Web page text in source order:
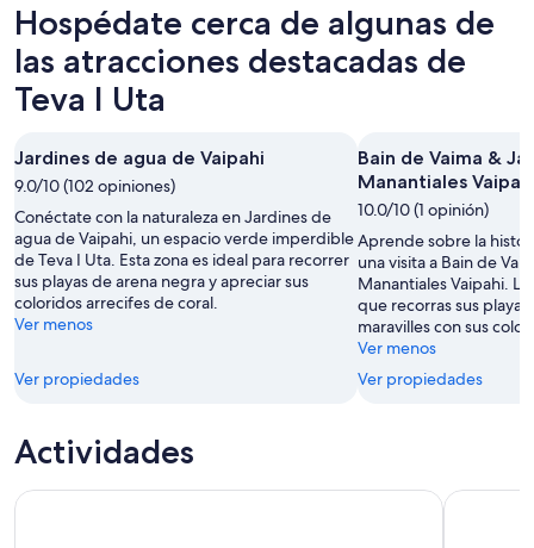
ago
7
ago
mañana
la
noche,
ago
-
8
ago
Uta
este
fin
semana,
7
ago
-
9
ago
Teva
I
Uta
para
próximo
fin
de
semana,
14
ago
-
16
Hospédate cerca de algunas de
las atracciones destacadas de
Teva I Uta
Jardines de agua de Vaipahi
9.0/10 (102 opiniones)
Conéctate con la naturaleza en Jardines de
agua de Vaipahi, un espacio verde imperdible
de Teva I Uta. Esta zona es ideal para recorrer
sus playas de arena negra y apreciar sus
coloridos arrecifes de coral.
Ver menos
Ver propiedades
Bain de Vaima &
Manantiales
10.0/10 (1 opinión)
Aprende sobre la
una visita a Bain de
Manantiales Vaipahi.
que recorras sus
maravilles con sus
Ver menos
Ver propiedades
Actividades
Excursión en 4x4 por Tahití Safari: Cruzando la carretera de
Safari